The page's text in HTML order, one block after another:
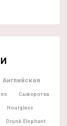
Английская
Сыворотка
Hourglass
Drunk Elephant